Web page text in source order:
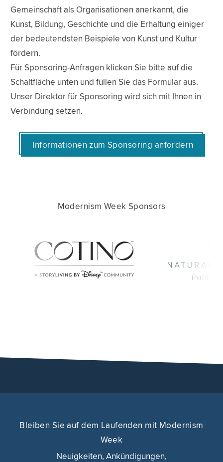
Gemeinschaft als Organisationen anerkannt, die
Kunst, Bildung, Geschichte und die Erhaltung einiger
der bedeutendsten Beispiele von Kunst und Kultur
fördern.
Für Sponsoring-Anfragen klicken Sie bitte auf die
Schaltfläche unten und füllen Sie das Formular aus.
Unser Direktor für Sponsoring wird sich mit Ihnen in
Verbindung setzen.
Informationen zum Sponsoring anfordern
Modernism Week Sponsors
Bleiben Sie auf dem Laufenden mit Modernism
Week
Neuigkeiten, Ankündigungen,